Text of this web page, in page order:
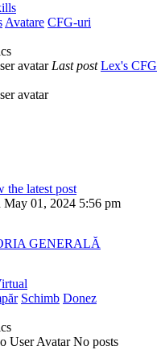
Avatare CFG-uri
Last post Lex's CFG
the latest post
May 01, 2024 5:56 pm
GENERALĂ
Schimb Donez
No posts